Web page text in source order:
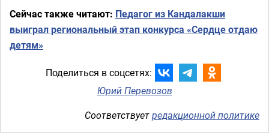
Сейчас также читают: Педагог из Кандалакши
выиграл региональный этап конкурса «Сердце отдаю
детям»
Поделиться в соцсетях:
Юрий Перевозов
Соответствуетредакционной политике